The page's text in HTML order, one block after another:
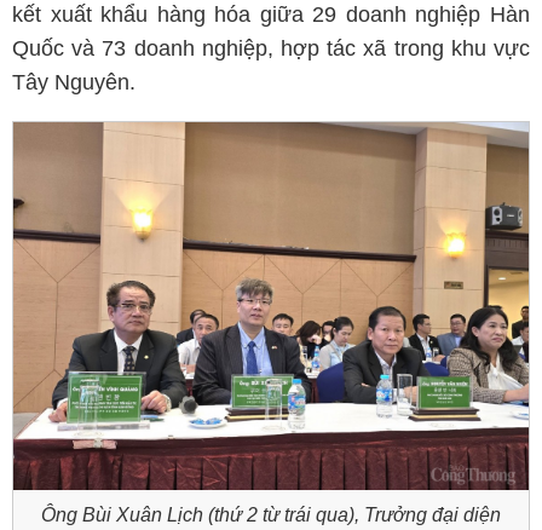
kết xuất khẩu hàng hóa giữa 29 doanh nghiệp Hàn
Quốc và 73 doanh nghiệp, hợp tác xã trong khu vực
Tây Nguyên.
Ông Bùi Xuân Lịch (thứ 2 từ trái qua), Trưởng đại diện